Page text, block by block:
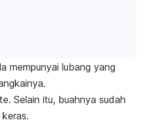
mempunyai lubang yang
Selain itu, buahnya sudah